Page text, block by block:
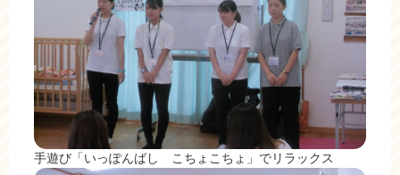
手遊び「いっぽんばし こちょこちょ」でリラックス